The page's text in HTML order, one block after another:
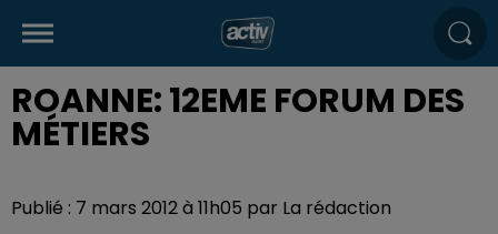
ROANNE: 12EME FORUM DES
MÉTIERS
Publié : 7 mars 2012 à 11h05 par La rédaction